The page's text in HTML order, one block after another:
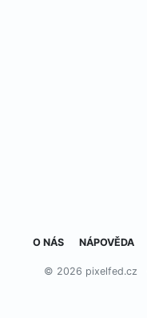
O NÁS NÁPOVĚDA
© 2026 pixelfed.cz